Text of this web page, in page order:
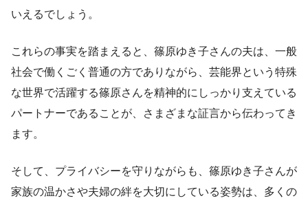
いえるでしょう。
これらの事実を踏まえると、篠原ゆき子さんの夫は、一般
社会で働くごく普通の方でありながら、芸能界という特殊
な世界で活躍する篠原さんを精神的にしっかり支えている
パートナーであることが、さまざまな証言から伝わってき
ます。
そして、プライバシーを守りながらも、篠原ゆき子さんが
家族の温かさや夫婦の絆を大切にしている姿勢は、多くの